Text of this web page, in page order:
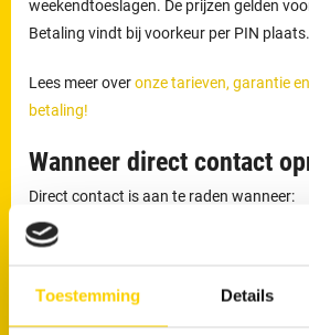
Toestemming Details
weekendtoeslagen. De prijzen gelden
Betaling vindt bij voorkeur per PIN plaats.
Lees meer overonze tarieven, garantie
betaling!
Wanneer direct contact
Direct contact is aan te raden wanneer:
Er sprake is van aanhoudende stank